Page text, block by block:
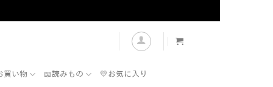
買い物 📖読みもの 💛お気に入り